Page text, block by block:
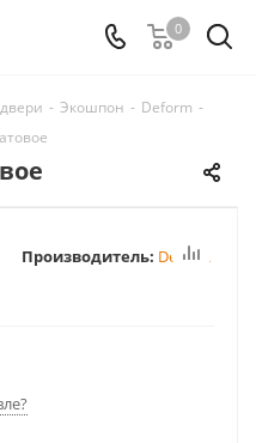
0
- Экошпон - Deform -
Производитель: Deform